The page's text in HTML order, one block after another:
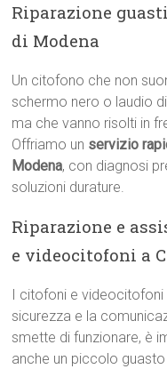
Riparazione
di Modena
Un citofono che non
schermo nero o laudio
ma che vanno risolti in
Offriamo un servizio
Modena, con diagnosi
soluzioni durature.
Riparazione e
e videocitofoni a
I citofoni e
sicurezza e la
smette di funzionare, è
anche un piccolo